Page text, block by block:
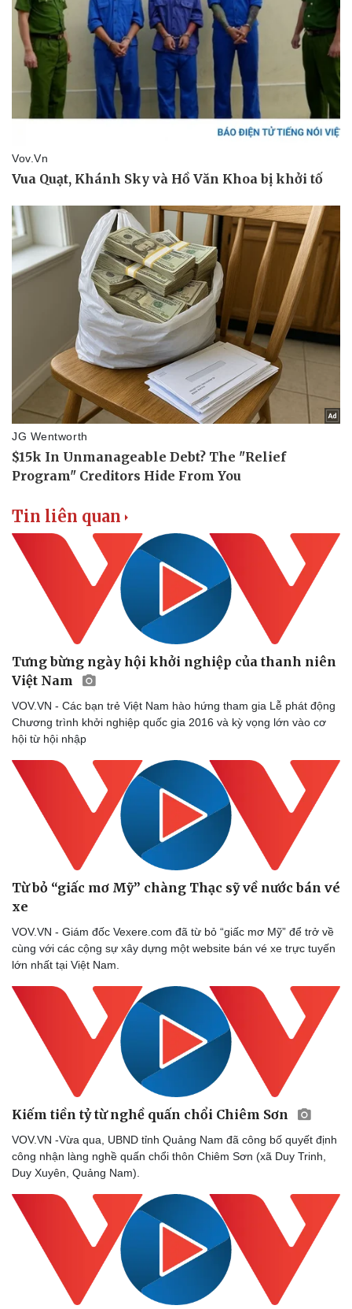
Văn hóa
Sân khấu - Điện ảnh
Văn học
Âm nhạc
Giải trí
Nghệ sĩ
Thời trang
Sao Việt
Du lịch
Tư vấn
Săn Tour
check-in
Podcast
Câu chuyện thời sự
Đọc truyện đêm khuya
Cửa sổ tình yêu
Kể chuyện cho bé
Hạt giống tâm hồn
Tin liên quan
Tưng bừng ngày hội khởi nghiệp của thanh niên
Việt Nam
VOV.VN - Các bạn trẻ Việt Nam hào hứng tham gia Lễ phát động
Chương trình khởi nghiệp quốc gia 2016 và kỳ vọng lớn vào cơ
hội từ hội nhập
Từ bỏ “giấc mơ Mỹ” chàng Thạc sỹ về nước bán vé
xe
VOV.VN - Giám đốc Vexere.com đã từ bỏ “giấc mơ Mỹ” để trở về
cùng với các cộng sự xây dựng một website bán vé xe trực tuyến
lớn nhất tại Việt Nam.
Kiếm tiền tỷ từ nghề quấn chổi Chiêm Sơn
VOV.VN -Vừa qua, UBND tỉnh Quảng Nam đã công bố quyết định
công nhận làng nghề quấn chổi thôn Chiêm Sơn (xã Duy Trinh,
Duy Xuyên, Quảng Nam).